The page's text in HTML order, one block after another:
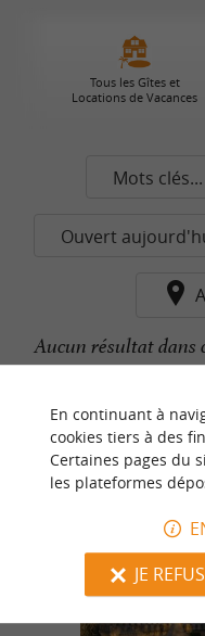
Tous les Gîtes et
Locations de Vacances
Mots clés...
Ouvert
Aucun résultat dans
En continuant à
cookies tiers à des
Certaines pages du
les plateformes
JE